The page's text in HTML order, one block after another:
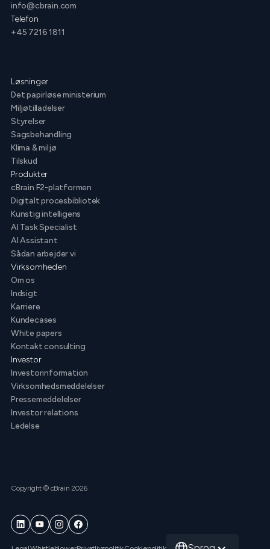
info@cbrain.com
Telefon
+45 7216 1811
Løsninger
Det papirløse ministerium
Miljøtilladelser
Styrelser
Sagsbehandling
Klima & miljø
Tilskud
Produkter
cBrain F2-platformen
Digitalt procesbibliotek
Kunstig intelligens
AI Task Specialist
AI Assistant
Sådan arbejder vi
Virksomheden
Om os
Indsigt
Karriere
Kundecases
White papers
Kontakt consulting
Investor
Investorinformation
Virksomhedsmeddelelser
Pressemeddelelser
Investor relations
Ledelse
Copyright © cBrain 2026